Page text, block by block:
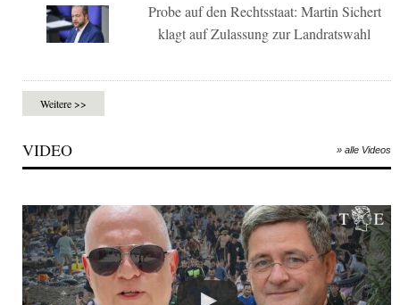
Probe auf den Rechtsstaat: Martin Sichert
klagt auf Zulassung zur Landratswahl
Weitere >>
VIDEO » alle Videos